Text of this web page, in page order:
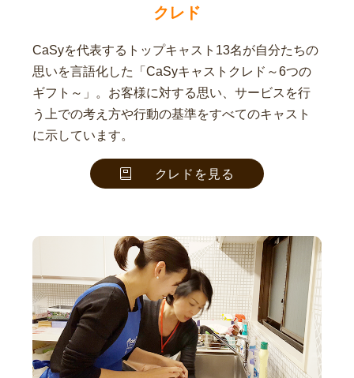
クレド
CaSyを代表するトップキャスト13名が自分たちの
思いを言語化した「CaSyキャストクレド～6つの
ギフト～」。お客様に対する思い、サービスを行
う上での考え方や行動の基準をすべてのキャスト
に示しています。
クレドを見る